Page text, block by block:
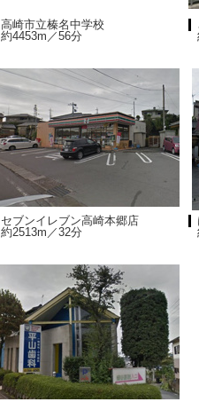
高崎市立榛名中学校
約4453m／56分
セブンイレブン高崎本郷店
約2513m／32分